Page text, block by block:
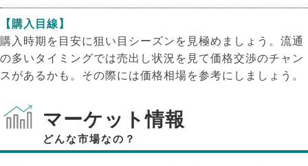
【購入目線】
購入時期を目安に狙い目シーズンを見極めましょう。流通
の多いタイミングでは売出し状況を見て価格交渉のチャン
スがあるかも。その際には価格相場を参考にしましょう。
マーケット情報
どんな市場なの？